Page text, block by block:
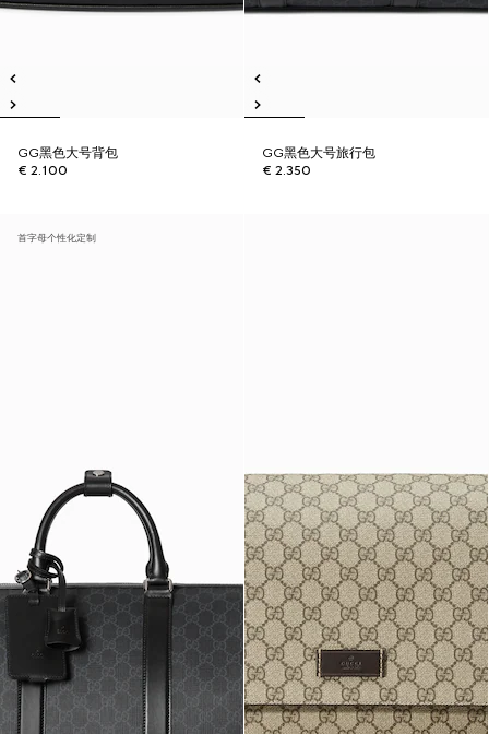
GG黑色大号背包
€ 2.100
GG黑色大号旅行包
€ 2.350
首字母个性化定制